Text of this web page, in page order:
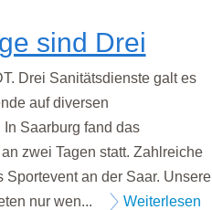
sind Drei
Drei Sanitätsdienste galt es
auf diversen
Saarburg fand das
zwei Tagen statt. Zahlreiche
Sportevent an der Saar. Unsere
nur wen...
Weiterlesen